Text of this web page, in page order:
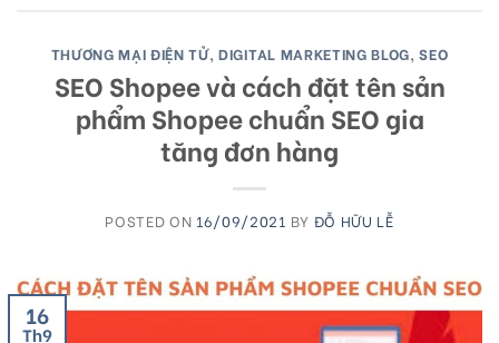
THƯƠNG MẠI ĐIỆN TỬ,DIGITAL MARKETING BLOG,SEO
SEO Shopee và cách đặt tên sản
phẩm Shopee chuẩn SEO gia
tăng đơn hàng
POSTED ON 16/09/2021 BY ĐỖ HỮU LỄ
16
Th9